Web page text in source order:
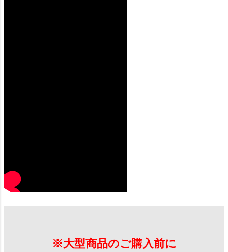
※大型商品のご購入前に